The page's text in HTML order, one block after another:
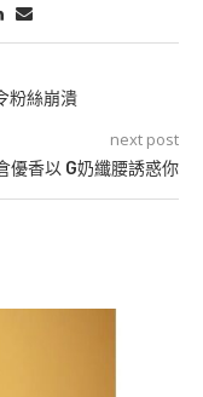
粉絲崩潰
next post
優香以 G奶纖腰誘惑你